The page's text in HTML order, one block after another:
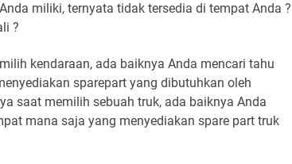
miliki, ternyata tidak tersedia di tempat Anda ?
?
kendaraan, ada baiknya Anda mencari tahu
sparepart yang dibutuhkan oleh
saat memilih sebuah truk, ada baiknya Anda
mana saja yang menyediakan spare part truk